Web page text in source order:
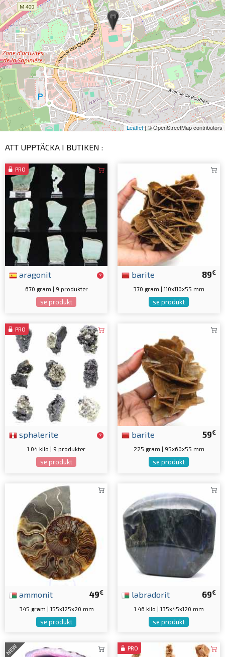
Leaflet| © OpenStreetMap contributors
ATT UPPTÄCKA I BUTIKEN :
PRO
aragonit
670 gram | 9 produkter
se produkt
89€
barite
370 gram | 110x110x55 mm
se produkt
PRO
sphalerite
1.04 kilo | 9 produkter
se produkt
59€
barite
225 gram | 95x60x55 mm
se produkt
49€
ammonit
345 gram | 155x125x20 mm
se produkt
69€
labradorit
1.46 kilo | 135x45x120 mm
se produkt
NEW PRO